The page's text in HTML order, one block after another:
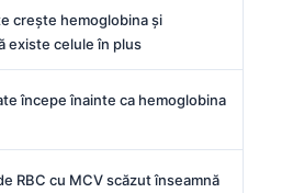
crește hemoglobina și
existe celule în plus
începe înainte ca hemoglobina
RBC cu MCV scăzut înseamnă